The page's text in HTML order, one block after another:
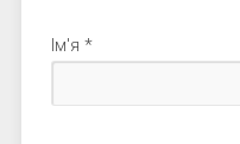
Ім'я *